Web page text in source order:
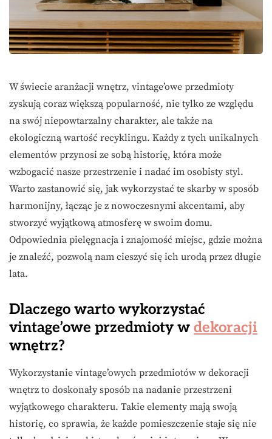
W świecie aranżacji wnętrz, vintage’owe przedmioty
zyskują coraz większą popularność, nie tylko ze względu
na swój niepowtarzalny charakter, ale także na
ekologiczną wartość recyklingu. Każdy z tych unikalnych
elementów przynosi ze sobą historię, która może
wzbogacić nasze przestrzenie i nadać im osobisty styl.
Warto zastanowić się, jak wykorzystać te skarby w sposób
harmonijny, łącząc je z nowoczesnymi akcentami, aby
stworzyć wyjątkową atmosferę w swoim domu.
Odpowiednia pielęgnacja i znajomość miejsc, gdzie można
je znaleźć, pozwolą nam cieszyć się ich urodą przez długie
lata.
Dlaczego warto wykorzystać
vintage’owe przedmioty w dekoracji
wnętrz?
Wykorzystanie vintage’owych przedmiotów w dekoracji
wnętrz to doskonały sposób na nadanie przestrzeni
wyjątkowego charakteru. Takie elementy mają swoją
historię, co sprawia, że każde pomieszczenie staje się nie